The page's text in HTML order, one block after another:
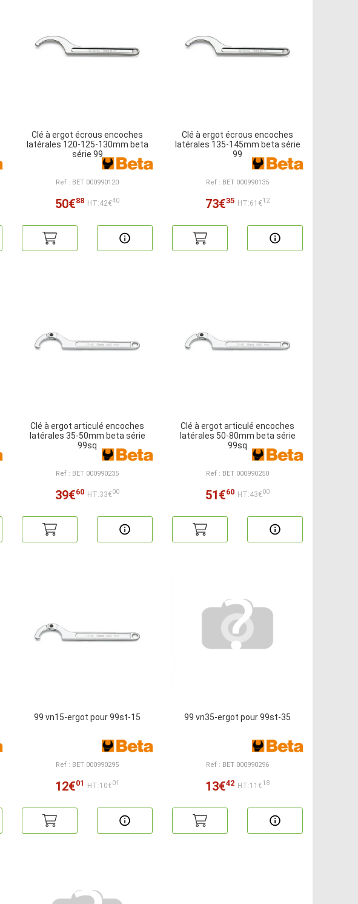
Clé à ergot écrous encoches
latérales 120-125-130mm beta
série 99
Ref : BET 000990120
50€88 HT:42€40
Clé à ergot écrous encoches
latérales 135-145mm beta série
99
Ref : BET 000990135
73€35 HT:61€12
Clé à ergot articulé encoches
latérales 35-50mm beta série
99sq
Ref : BET 000990235
39€60 HT:33€00
Clé à ergot articulé encoches
latérales 50-80mm beta série
99sq
Ref : BET 000990250
51€60 HT:43€00
99 vn15-ergot pour 99st-15
Ref : BET 000990295
12€01 HT:10€01
99 vn35-ergot pour 99st-35
Ref : BET 000990296
13€42 HT:11€18